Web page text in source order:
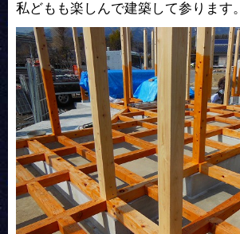
私どもも楽しんで建築して参ります。